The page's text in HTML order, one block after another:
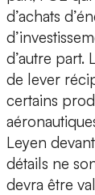
d’achats
d’autre part.
de lever
certains
Leyen
détails ne
devra être